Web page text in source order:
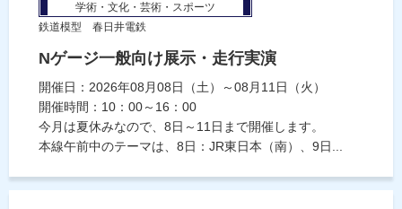
学術・文化・芸術・スポーツ
鉄道模型 春日井電鉄
Nゲージ一般向け展示・走行実演
開催日：2026年08月08日（土）～08月11日（火）
開催時間：10：00～16：00
今月は夏休みなので、8日～11日まで開催します。
本線午前中のテーマは、8日：JR東日本（南）、9日...